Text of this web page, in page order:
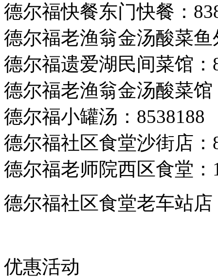
德尔福快餐东门快餐：
德尔福老渔翁金汤酸菜鱼
德尔福遗爱湖民间菜馆：
德尔福老渔翁金汤酸菜馆
德尔福小罐汤：8538188
德尔福社区食堂沙街店：
德尔福老师院西区食堂：
德尔福社区食堂老车站店
优惠活动